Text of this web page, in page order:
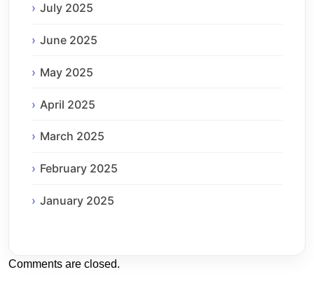
July 2025
June 2025
May 2025
April 2025
March 2025
February 2025
January 2025
Comments are closed.